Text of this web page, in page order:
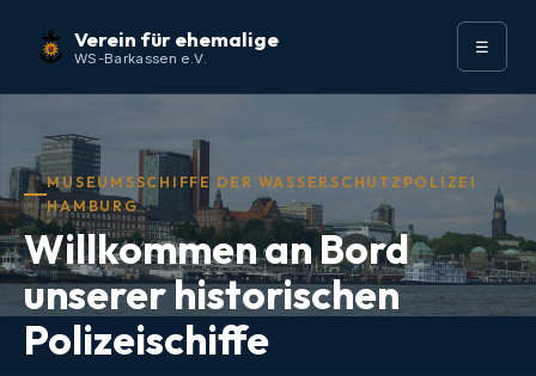
Verein für ehemalige
WS-Barkassen e.V.
Museums-Streifenfahrten
Aktuelles
FAQ
Gästebuch
☰
MUSEUMSSCHIFFE DER WASSERSCHUTZPOLIZEI
HAMBURG
Willkommen an Bord
unserer historischen
Polizeischiffe